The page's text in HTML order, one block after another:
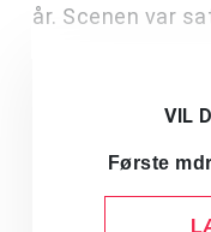
år. Scenen var
VIL
Første